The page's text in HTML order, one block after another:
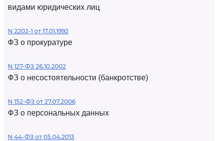
видами юридических лиц
N 2202-1 от 17.01.1992
ФЗ о прокуратуре
N 127-ФЗ 26.10.2002
ФЗ о несостоятельности (банкротстве)
N 152-ФЗ от 27.07.2006
ФЗ о персональных данных
N 44-ФЗ от 05.04.2013